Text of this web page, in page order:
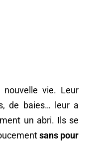
vie. Leur
de baies… leur a
un abri. Ils se
sans pour